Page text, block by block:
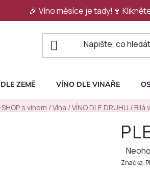
🎉 Víno měsíce je tady!🍷
ZEMĚ VÍNO DLE VINAŘE
s vínem /Vína /VÍNO DLE DRUHU / Bílá
Značka: